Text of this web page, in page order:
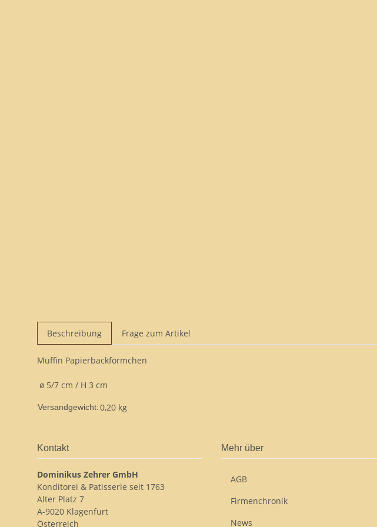
Beschreibung Frage zum Artikel
Muffin Papierbackförmchen
ø 5/7 cm / H 3 cm
Versandgewicht:0,20 kg
Kontakt
Dominikus Zehrer GmbH
Konditorei & Patisserie seit 1763
Alter Platz 7
A-9020 Klagenfurt
Österreich
Mehr über
AGB
Firmenchronik
News